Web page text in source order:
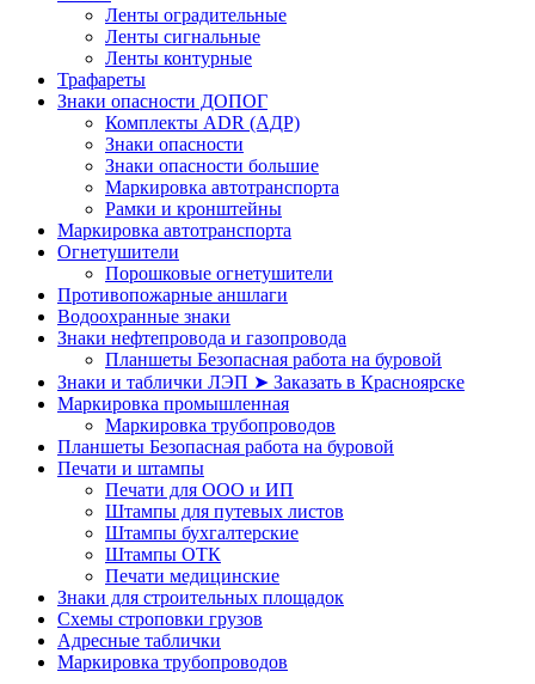
Ленты оградительные
Ленты сигнальные
Ленты контурные
Трафареты
Знаки опасности ДОПОГ
Комплекты ADR (АДР)
Знаки опасности
Знаки опасности большие
Маркировка автотранспорта
Рамки и кронштейны
Маркировка автотранспорта
Огнетушители
Порошковые огнетушители
Противопожарные аншлаги
Водоохранные знаки
Знаки нефтепровода и газопровода
Планшеты Безопасная работа на буровой
Знаки и таблички ЛЭП ➤ Заказать в Красноярске
Маркировка промышленная
Маркировка трубопроводов
Планшеты Безопасная работа на буровой
Печати и штампы
Печати для ООО и ИП
Штампы для путевых листов
Штампы бухгалтерские
Штампы ОТК
Печати медицинские
Знаки для строительных площадок
Схемы строповки грузов
Адресные таблички
Маркировка трубопроводов